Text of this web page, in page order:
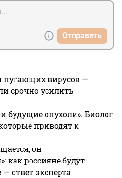
Отправить
пугающих вирусов —
срочно усилить
будущие опухоли». Биолог
приводят к
он
как россияне будут
— ответ эксперта